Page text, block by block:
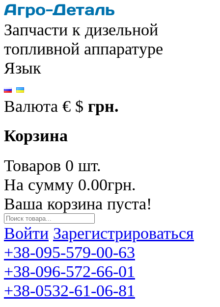
Запчасти к дизельной
топливной аппаратуре
Язык
Валюта € $ грн.
Корзина
Товаров 0 шт.
На сумму 0.00грн.
Ваша корзина пуста!
Войти Зарегистрироваться
+38-095-579-00-63
+38-096-572-66-01
+38-0532-61-06-81